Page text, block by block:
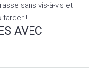
sans vis-à-vis et
tarder !
AVEC